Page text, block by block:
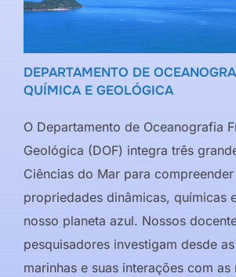
DEPARTAMENTO DE
QUÍMICA E GEOLÓGICA
O Departamento de Oceanografia
Geológica (DOF) integra três
Ciências do Mar para compreender
propriedades dinâmicas, químicas
nosso planeta azul. Nossos
pesquisadores investigam desde
marinhas e suas interações com as